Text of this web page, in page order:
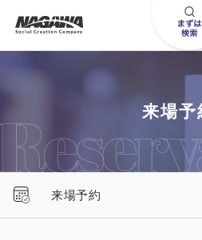
お問い合わせ
営業時間AM 9:00
来場予
来場予約